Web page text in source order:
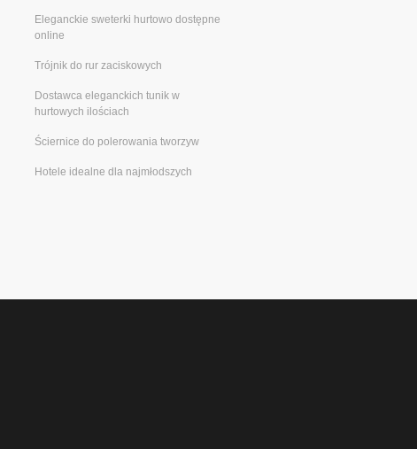
Eleganckie sweterki hurtowo dostępne
online
Trójnik do rur zaciskowych
Dostawca eleganckich tunik w
hurtowych ilościach
Ściernice do polerowania tworzyw
Hotele idealne dla najmłodszych